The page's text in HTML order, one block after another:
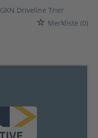
GKN Driveline Trier
Merkliste (0)